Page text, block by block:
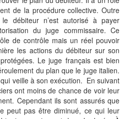
de la procédure collective. Outre
débiteur n’est autorisé à payer
du juge commissaire. Ce
de contrôle mais un réel pouvoir
les actions du débiteur sur son
Le juge français est bien
du plan que le juge italien.
veille à son exécution. En suivant
ont moins de chance de voir leur
Cependant ils sont assurés que
peut pas être diminué, ce qui leur